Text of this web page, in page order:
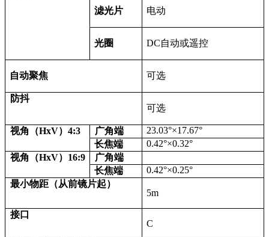
滤光片 电动
光圈 DC自动或遥控
自动聚焦 可选
防抖
可选
视角（HxV）4:3 广角端
23.03°×17.67°
长焦端
0.42°×0.32°
视角（HxV）16:9
广角端
长焦端
0.42°×0.25°
最小物距（从前镜片起）
5m
接口
C